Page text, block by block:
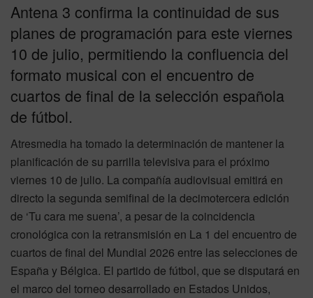
Antena 3 confirma la continuidad de sus
planes de programación para este viernes
10 de julio, permitiendo la confluencia del
formato musical con el encuentro de
cuartos de final de la selección española
de fútbol.
Atresmedia ha tomado la determinación de mantener la
planificación de su parrilla televisiva para el próximo
viernes 10 de julio. La compañía audiovisual emitirá en
directo la segunda semifinal de la decimotercera edición
de ‘Tu cara me suena’, a pesar de la coincidencia
cronológica con la retransmisión en La 1 del encuentro de
cuartos de final del Mundial 2026 entre las selecciones de
España y Bélgica. El partido de fútbol, que se disputará en
el marco del torneo desarrollado en Estados Unidos,